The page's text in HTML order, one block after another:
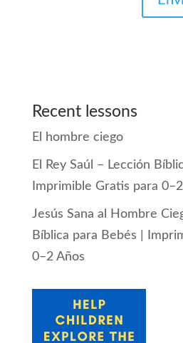
Recent lessons
El hombre ciego
El Rey Saúl – Lección
Imprimible Gratis para
Jesús Sana al Hombre
Bíblica para Bebés |
0–2 Años